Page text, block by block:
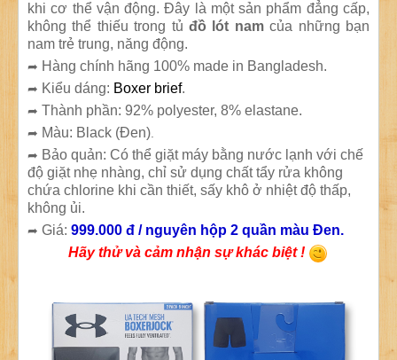
khi cơ thể vận động. Đây là một sản phẩm đẳng cấp,
không thể thiếu trong tủ đồ lót namcủa những bạn
nam trẻ trung, năng động.
➦ Hàng chính hãng 100% made in Bangladesh.
➦ Kiểu dáng: Boxer brief.
➦ Thành phần: 92% polyester, 8% elastane.
➦ Màu: Black (Đen)
➦ Bảo quản: Có thể giặt máy bằng nước lạnh với chế
độ giặt nhẹ nhàng, chỉ sử dụng chất tẩy rửa không
chứa chlorine khi cần thiết, sấy khô ở nhiệt độ thấp,
không ủi.
➦ Giá: 999.000 đ / nguyên hộp 2 quần màu Đen.
Hãy thử và cảm nhận sự khác biệt !